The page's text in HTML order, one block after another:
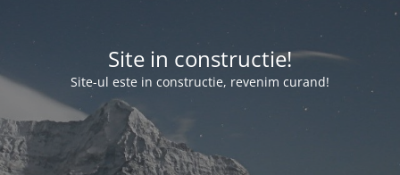
Site in constructie!
Site-ul este in constructie, revenim curand!